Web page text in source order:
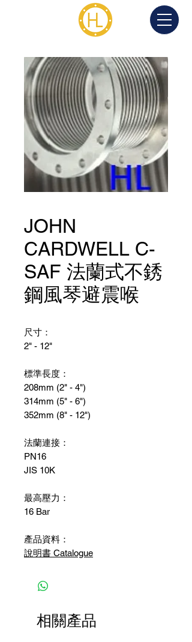
JOHN
CARDWELL C-
SAF 法蘭式不銹
鋼風琴避震喉
尺寸：
2" - 12"
標準長度：
208mm (2" - 4")
314mm (5" - 6")
352mm (8" - 12")
法蘭連接：
PN16
JIS 10K
最高壓力：
16 Bar
產品資料：
說明書 Catalogue
相關產品